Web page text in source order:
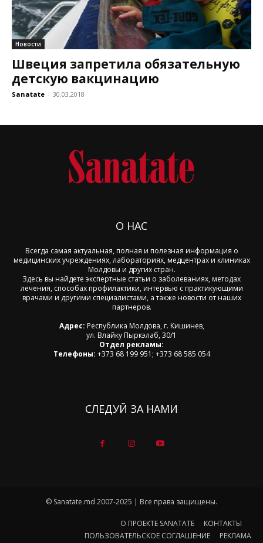
Новости
Швеция запретила обязательную
детскую вакцинацию
Sanatate - 30.03.2018
О НАС
Всегда самая актуальная, полная и полезная информация о
медицинских учреждениях, лабораториях, медцентрах и клиниках
Молдовы и других стран.
Здесь вы найдете экспертные статьи о заболеваниях, методах
лечения, способах профилактики, интервью с практикующими
врачами и другими специалистами, а также новости от наших
партнеров.
Адрес: Республика Молдова, г. Кишинев,
ул. Влайку Пыркэлаб, 30/1
Отдел рекламы:
Телефоны: +373 68 199 951; +373 68 585 054
СЛЕДУЙ ЗА НАМИ
© Sanatate.md 2007-2025 | Все права защищены.
О ПРОЕКТЕ SANATATE
КОНТАКТЫ
ПОЛЬЗОВАТЕЛЬСКОЕ СОГЛАШЕНИЕ
РЕКЛАМА